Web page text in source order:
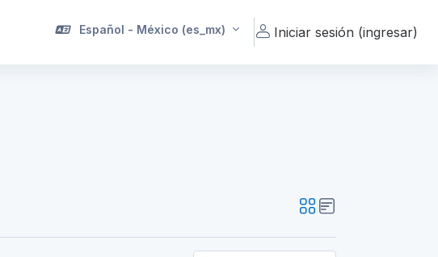
Español - México ‎(es_mx)‎ Iniciar sesión (ingresar)